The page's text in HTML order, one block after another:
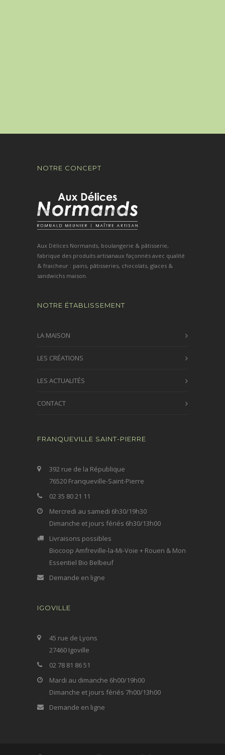
NOTRE CONCEPT
Aux Délices Normands, boulangerie & pâtisserie,
fabrique des produits artisanaux façonnés avec qualité
& fraicheur : pains, pâtisseries, chocolats, glaces &
sandwichs maison.
NOTRE ÉTABLISSEMENT
LA MAISON
LES CRÉATIONS
LES ACTUALITÉS
CONTACT
FRANQUEVILLE SAINT-PIERRE
392 rue de la République
76520 Franqueville-Saint-Pierre
02 35 80 21 11
Mercredi au samedi 6h30/19h30
Dimanche et jours fériés 6h30/13h00
Livraisons possibles
Biocoop Amfreville-la-Mi-Voie + Rouen & Mon
Essentiel Bio Belbeuf
Demande en ligne
IGOVILLE
45 rue de Lyons
27460 Igoville
02 78 81 86 51
Mardi au dimanche 6h00/19h00
Dimanche et jours fériés 7h00/13h00
Demande en ligne